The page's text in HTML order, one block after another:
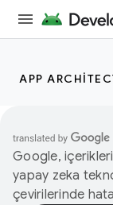
APP
Google,
yapay zeka
çevirilerinde